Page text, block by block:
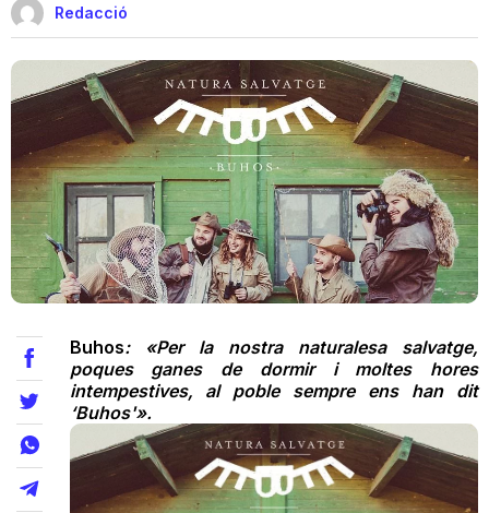
Festivals
Teatre
Internet
Opinió
Llibres
Llocs
Redacció
Buhos: «Per la nostra naturalesa salvatge,
poques ganes de dormir i moltes hores
intempestives, al poble sempre ens han dit
‘Buhos'».